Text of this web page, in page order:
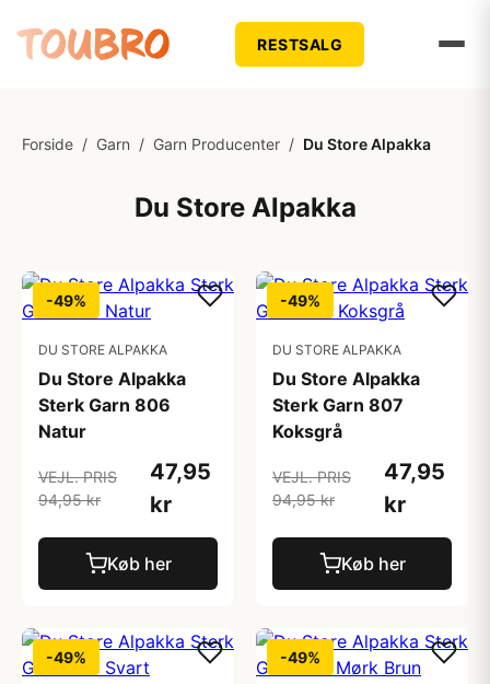
RESTSALG
Forside / Garn / Garn Producenter / Du Store Alpakka
Du Store Alpakka
-49%
DU STORE ALPAKKA
Du Store Alpakka
Sterk Garn 806
Natur
VEJL. PRIS
94,95 kr
47,95
kr
Køb her
-49%
DU STORE ALPAKKA
Du Store Alpakka
Sterk Garn 807
Koksgrå
VEJL. PRIS
94,95 kr
47,95
kr
Køb her
-49% -49%